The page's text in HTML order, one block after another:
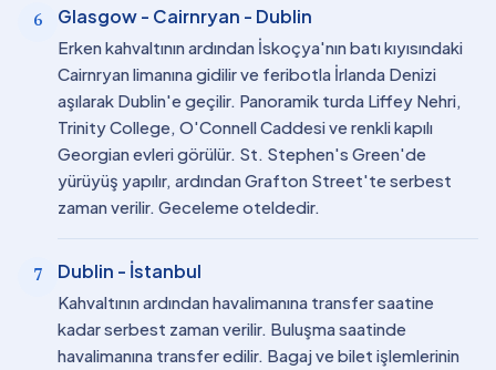
6 Glasgow - Cairnryan - Dublin
Erken kahvaltının ardından İskoçya'nın batı kıyısındaki
Cairnryan limanına gidilir ve feribotla İrlanda Denizi
aşılarak Dublin'e geçilir. Panoramik turda Liffey Nehri,
Trinity College, O'Connell Caddesi ve renkli kapılı
Georgian evleri görülür. St. Stephen's Green'de
yürüyüş yapılır, ardından Grafton Street'te serbest
zaman verilir. Geceleme oteldedir.
7 Dublin - İstanbul
Kahvaltının ardından havalimanına transfer saatine
kadar serbest zaman verilir. Buluşma saatinde
havalimanına transfer edilir. Bagaj ve bilet işlemlerinin